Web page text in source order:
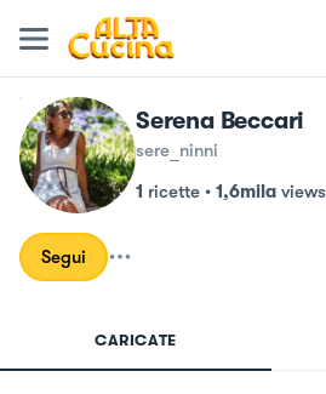
Serena Beccari
sere_ninni
1 ricette • 1,6mila views
Segui
CARICATE